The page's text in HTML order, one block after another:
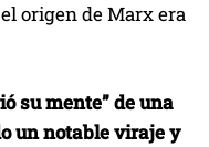
origen de Marx era
su mente” de una
un notable viraje y